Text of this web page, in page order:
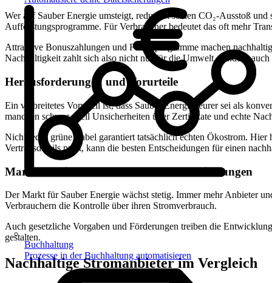
Buchhaltung
Prozesse in der Buchhaltung automatisieren
Wer auf Sauber Energie umsteigt, reduziert seinen CO₂-Ausstoß
Aufforstungsprogramme. Für Verbraucher bedeutet das oft mehr
Attraktive Bonuszahlungen und Förderprogramme machen
Nachhaltigkeit zahlt sich also nicht nur für die Umwelt, sondern
Herausforderungen und Vorurteile
Ein verbreitetes Vorurteil ist, dass Sauber Energie teurer sei als
manchen schwer, weil Unsicherheiten über Zertifikate und echte
Nicht jedes grüne Label garantiert tatsächlich echten Ökostrom.
Vertragsdetails prüft, kann die besten Entscheidungen für einen
Marktübersicht 2025: Trends und Entwicklungen
Der Markt für Sauber Energie wächst stetig. Immer mehr Anbieter
Verbrauchern die Kontrolle über ihren Stromverbrauch.
Auch gesetzliche Vorgaben und Förderungen treiben die
gestalten.
Nachhaltige Stromanbieter im Vergleich